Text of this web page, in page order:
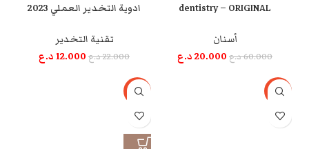
dentistry – ORIGINAL
أسنان
60.000د.ع 20.000د.ع
2023 ادوية التخدير العملي
تقنية التخدير
22.000د.ع 12.000د.ع
-71%
-50%